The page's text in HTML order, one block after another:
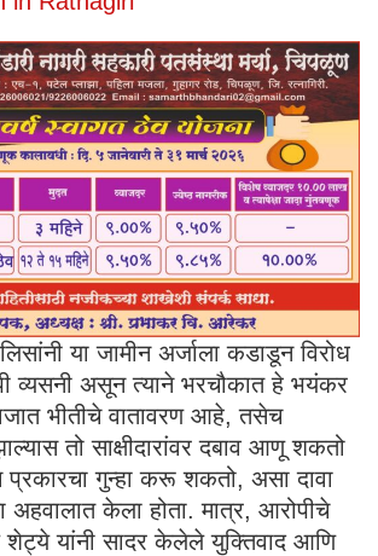
या जामीन अर्जाला कडाडून विरोध
व्यसनी असून त्याने भरचौकात हे भयंकर
भीतीचे वातावरण आहे, तसेच
तो साक्षीदारांवर दबाव आणू शकतो
प्रकारचा गुन्हा करू शकतो, असा दावा
अहवालात केला होता. मात्र, आरोपीचे
यांनी सादर केलेले युक्तिवाद आणि